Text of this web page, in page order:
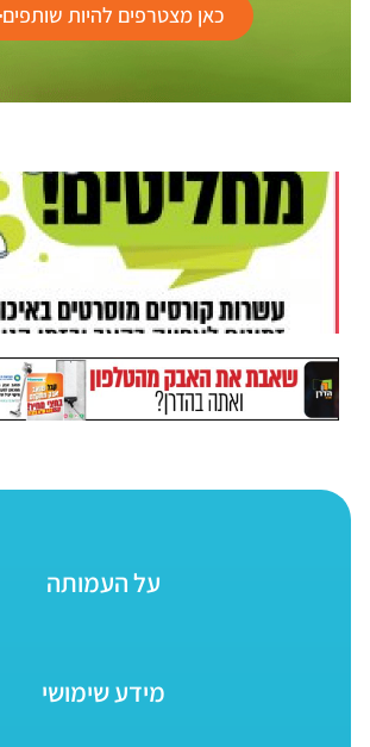
כאן מצטרפים להיות שותפים
על העמותה
מידע שימושי